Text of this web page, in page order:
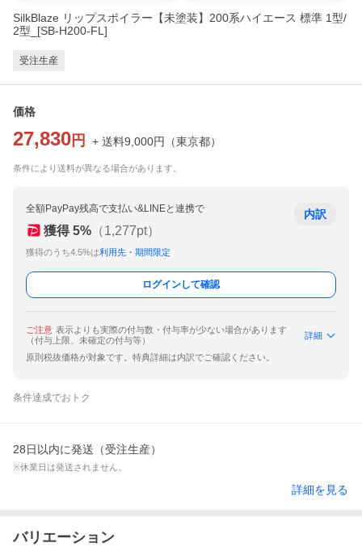
SilkBlaze リップスポイラー【未塗装】200系ハイエース 標準 1型/
2型_[SB-H200-FL]
受注生産
価格
27,830 円 + 送料9,000円 （東京都）
条件により送料が異なる場合があります。
全額PayPay残高で支払い&LINEと連携で
獲得 5% （1,277pt）
獲得のうち4.5%は利用先・期間限定
内訳
ログインして確認
ご注意 表示よりも実際の付与数・付与率が少ない場合があります
（付与上限、未確定の付与等）
詳細
原則税抜価格が対象です。特典詳細は内訳でご確認ください。
条件達成でおトク
28日以内に発送（受注生産）
※休業日は発送されません。
詳細を見る
バリエーション